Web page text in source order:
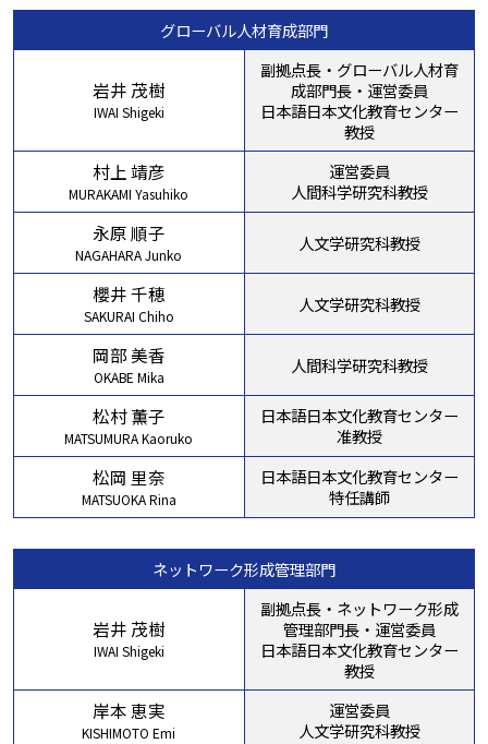
グローバル人材育成部門
岩井 茂樹
IWAI Shigeki
副拠点長・グローバル人材育
成部門長・運営委員
日本語日本文化教育センター
教授
村上 靖彦
MURAKAMI Yasuhiko
運営委員
人間科学研究科教授
永原 順子
NAGAHARA Junko
人文学研究科教授
櫻井 千穂
SAKURAI Chiho
人文学研究科教授
岡部 美香
OKABE Mika
人間科学研究科教授
松村 薫子
MATSUMURA Kaoruko
日本語日本文化教育センター
准教授
松岡 里奈
MATSUOKA Rina
日本語日本文化教育センター
特任講師
ネットワーク形成管理部門
岩井 茂樹
IWAI Shigeki
副拠点長・ネットワーク形成
管理部門長・運営委員
日本語日本文化教育センター
教授
岸本 恵実
KISHIMOTO Emi
運営委員
人文学研究科教授